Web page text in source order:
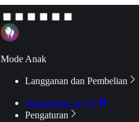
Mode Anak
Langganan dan Pembelian
Hubungkan ke TV
Pengaturan